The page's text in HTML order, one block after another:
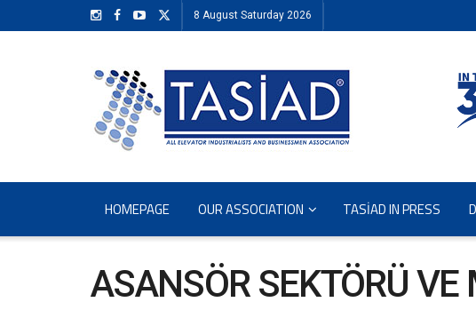
8 August Saturday 2026
HOMEPAGE OUR ASSOCIATION TASİAD IN PRESS
ASANSÖR SEKTÖRÜ